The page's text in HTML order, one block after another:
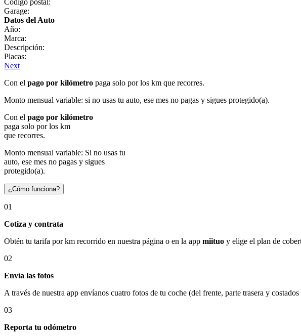
Garage:
Datos del Auto
Año:
Marca:
Descripción:
Placas:
Next
Con el pago por kilómetro paga solo por los km que recorres.
Monto mensual variable: si no usas tu auto, ese mes no pagas y sigues protegido(a).
Con el pago por kilómetro
paga solo por los km
que recorres.
Monto mensual variable: Si no usas tu
auto, ese mes no pagas y sigues
protegido(a).
¿Cómo funciona?
01
Cotiza y contrata
Obtén tu tarifa por km recorrido en nuestra página o en la app miituo y elige el plan de
02
Envía las fotos
A través de nuestra app envíanos cuatro fotos de tu coche (del frente, parte trasera y
03
Reporta tu odómetro